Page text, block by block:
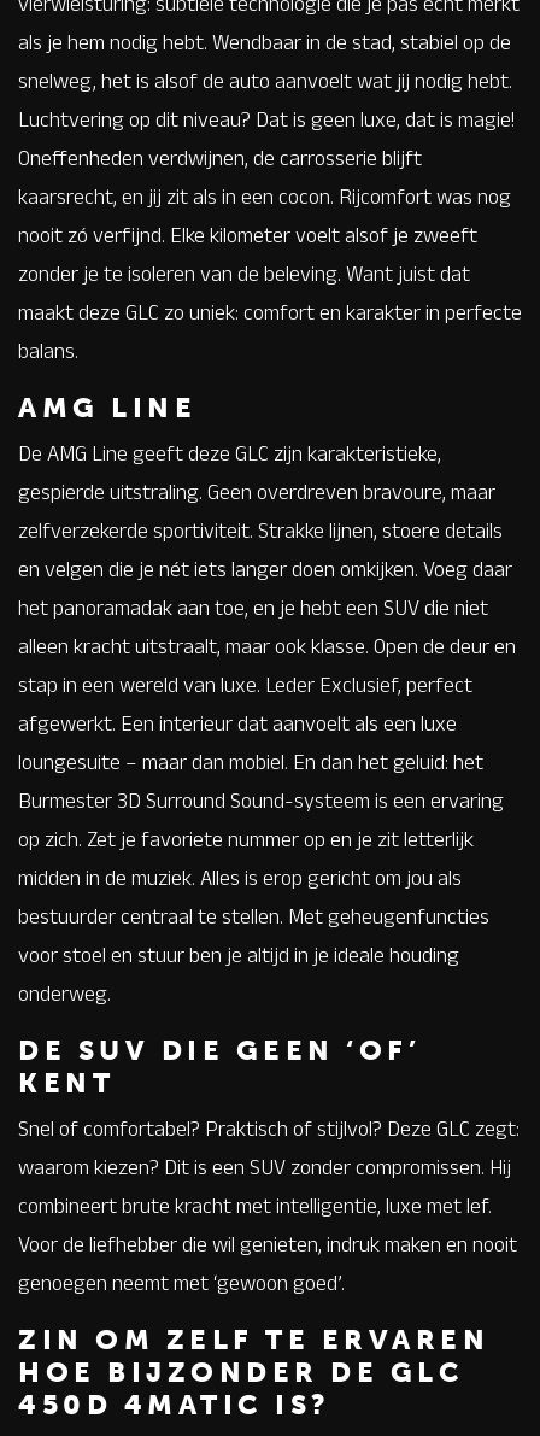
als je hem nodig hebt. Wendbaar in de stad, stabiel op de
snelweg, het is alsof de auto aanvoelt wat jij nodig hebt.
Luchtvering op dit niveau? Dat is geen luxe, dat is magie!
Oneffenheden verdwijnen, de carrosserie blijft
kaarsrecht, en jij zit als in een cocon. Rijcomfort was nog
nooit zó verfijnd. Elke kilometer voelt alsof je zweeft
zonder je te isoleren van de beleving. Want juist dat
maakt deze GLC zo uniek: comfort en karakter in perfecte
balans.
AMG LINE
De AMG Line geeft deze GLC zijn karakteristieke,
gespierde uitstraling. Geen overdreven bravoure, maar
zelfverzekerde sportiviteit. Strakke lijnen, stoere details
en velgen die je nét iets langer doen omkijken. Voeg daar
het panoramadak aan toe, en je hebt een SUV die niet
alleen kracht uitstraalt, maar ook klasse. Open de deur en
stap in een wereld van luxe. Leder Exclusief, perfect
afgewerkt. Een interieur dat aanvoelt als een luxe
loungesuite – maar dan mobiel. En dan het geluid: het
Burmester 3D Surround Sound-systeem is een ervaring
op zich. Zet je favoriete nummer op en je zit letterlijk
midden in de muziek. Alles is erop gericht om jou als
bestuurder centraal te stellen. Met geheugenfuncties
voor stoel en stuur ben je altijd in je ideale houding
onderweg.
DE SUV DIE GEEN ‘OF’
KENT
Snel of comfortabel? Praktisch of stijlvol? Deze GLC zegt:
waarom kiezen? Dit is een SUV zonder compromissen. Hij
combineert brute kracht met intelligentie, luxe met lef.
Voor de liefhebber die wil genieten, indruk maken en nooit
genoegen neemt met ‘gewoon goed’.
ZIN OM ZELF TE ERVAREN
HOE BIJZONDER DE GLC
450D 4MATIC IS?